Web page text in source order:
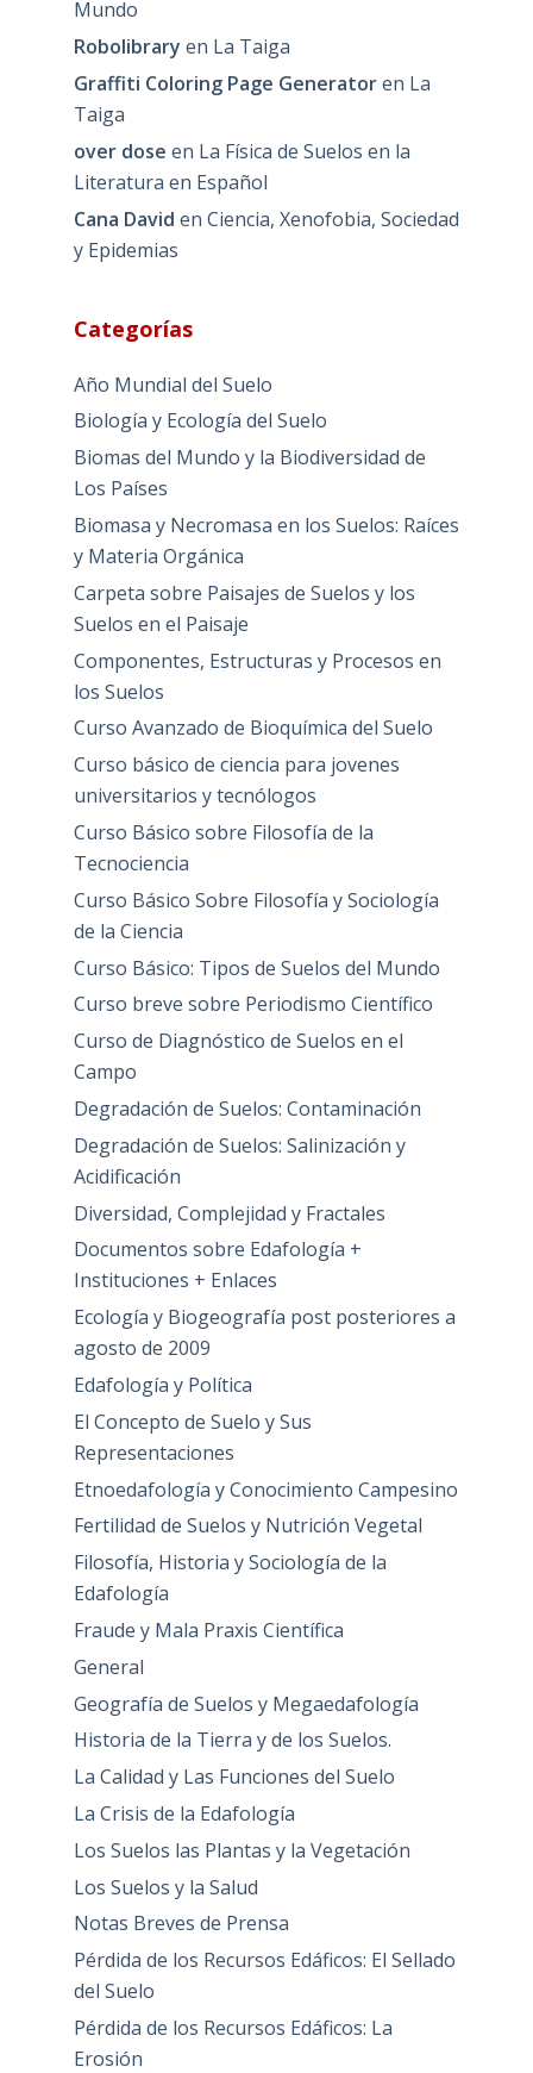
Mundo
Robolibrary en La Taiga
Graffiti Coloring Page Generatoren La
Taiga
over dose en La Física de Suelos en la
Literatura en Español
Cana David en Ciencia, Xenofobia, Sociedad
y Epidemias
Categorías
Año Mundial del Suelo
Biología y Ecología del Suelo
Biomas del Mundo y la Biodiversidad de
Los Países
Biomasa y Necromasa en los Suelos: Raíces
y Materia Orgánica
Carpeta sobre Paisajes de Suelos y los
Suelos en el Paisaje
Componentes, Estructuras y Procesos en
los Suelos
Curso Avanzado de Bioquímica del Suelo
Curso básico de ciencia para jovenes
universitarios y tecnólogos
Curso Básico sobre Filosofía de la
Tecnociencia
Curso Básico Sobre Filosofía y Sociología
de la Ciencia
Curso Básico: Tipos de Suelos del Mundo
Curso breve sobre Periodismo Científico
Curso de Diagnóstico de Suelos en el
Campo
Degradación de Suelos: Contaminación
Degradación de Suelos: Salinización y
Acidificación
Diversidad, Complejidad y Fractales
Documentos sobre Edafología +
Instituciones + Enlaces
Ecología y Biogeografía post posteriores a
agosto de 2009
Edafología y Política
El Concepto de Suelo y Sus
Representaciones
Etnoedafología y Conocimiento Campesino
Fertilidad de Suelos y Nutrición Vegetal
Filosofía, Historia y Sociología de la
Edafología
Fraude y Mala Praxis Científica
General
Geografía de Suelos y Megaedafología
Historia de la Tierra y de los Suelos.
La Calidad y Las Funciones del Suelo
La Crisis de la Edafología
Los Suelos las Plantas y la Vegetación
Los Suelos y la Salud
Notas Breves de Prensa
Pérdida de los Recursos Edáficos: El Sellado
del Suelo
Pérdida de los Recursos Edáficos: La
Erosión